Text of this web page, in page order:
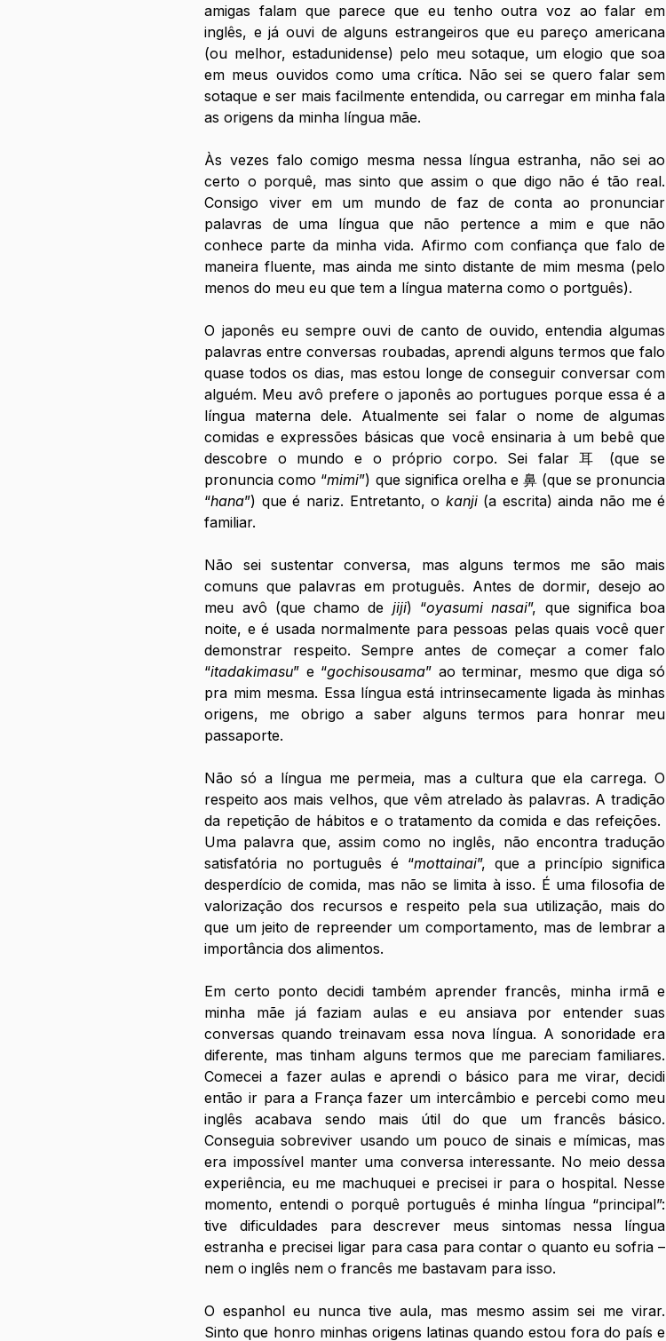
amigas falam que parece que eu tenho outra voz ao falar em
inglês, e já ouvi de alguns estrangeiros que eu pareço americana
(ou melhor, estadunidense) pelo meu sotaque, um elogio que soa
em meus ouvidos como uma crítica. Não sei se quero falar sem
sotaque e ser mais facilmente entendida, ou carregar em minha fala
as origens da minha língua mãe.
Às vezes falo comigo mesma nessa língua estranha, não sei ao
certo o porquê, mas sinto que assim o que digo não é tão real.
Consigo viver em um mundo de faz de conta ao pronunciar
palavras de uma língua que não pertence a mim e que não
conhece parte da minha vida. Afirmo com confiança que falo de
maneira fluente, mas ainda me sinto distante de mim mesma (pelo
menos do meu eu que tem a língua materna como o portguês).
O japonês eu sempre ouvi de canto de ouvido, entendia algumas
palavras entre conversas roubadas, aprendi alguns termos que falo
quase todos os dias, mas estou longe de conseguir conversar com
alguém. Meu avô prefere o japonês ao portugues porque essa é a
língua materna dele. Atualmente sei falar o nome de algumas
comidas e expressões básicas que você ensinaria à um bebê que
descobre o mundo e o próprio corpo. Sei falar 耳 (que se
pronuncia como “mimi”) que significa orelha e 鼻 (que se pronuncia
“hana”) que é nariz. Entretanto, o kanji (a escrita) ainda não me é
familiar.
Não sei sustentar conversa, mas alguns termos me são mais
comuns que palavras em protuguês. Antes de dormir, desejo ao
meu avô (que chamo de jiji) “oyasumi nasai”, que significa boa
noite, e é usada normalmente para pessoas pelas quais você quer
demonstrar respeito. Sempre antes de começar a comer falo
“itadakimasu” e “gochisousama” ao terminar, mesmo que diga só
pra mim mesma. Essa língua está intrinsecamente ligada às minhas
origens, me obrigo a saber alguns termos para honrar meu
passaporte.
Não só a língua me permeia, mas a cultura que ela carrega. O
respeito aos mais velhos, que vêm atrelado às palavras. A tradição
da repetição de hábitos e o tratamento da comida e das refeições.
Uma palavra que, assim como no inglês, não encontra tradução
satisfatória no português é “mottainai”, que a princípio significa
desperdício de comida, mas não se limita à isso. É uma filosofia de
valorização dos recursos e respeito pela sua utilização, mais do
que um jeito de repreender um comportamento, mas de lembrar a
importância dos alimentos.
Em certo ponto decidi também aprender francês, minha irmã e
minha mãe já faziam aulas e eu ansiava por entender suas
conversas quando treinavam essa nova língua. A sonoridade era
diferente, mas tinham alguns termos que me pareciam familiares.
Comecei a fazer aulas e aprendi o básico para me virar, decidi
então ir para a França fazer um intercâmbio e percebi como meu
inglês acabava sendo mais útil do que um francês básico.
Conseguia sobreviver usando um pouco de sinais e mímicas, mas
era impossível manter uma conversa interessante. No meio dessa
experiência, eu me machuquei e precisei ir para o hospital. Nesse
momento, entendi o porquê português é minha língua “principal”:
tive dificuldades para descrever meus sintomas nessa língua
estranha e precisei ligar para casa para contar o quanto eu sofria –
nem o inglês nem o francês me bastavam para isso.
O espanhol eu nunca tive aula, mas mesmo assim sei me virar.
Sinto que honro minhas origens latinas quando estou fora do país e